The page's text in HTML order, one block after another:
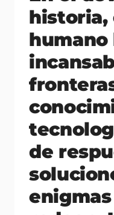
historia,
humano
de